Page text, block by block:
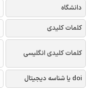
دانشگاه
کلمات کلیدی
کلمات کلیدی انگلیسی
doi یا شناسه دیجیتال